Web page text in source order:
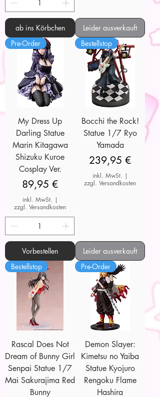
ab ins Körbchen
Leider ausverkauft
Pre-Order
My Dress Up
Darling Statue
Marin Kitagawa
Shizuku Kuroe
Cosplay Ver.
Preis
89,95 €
inkl. MwSt. |
zzgl. Versandkosten
Vorbestellen
Bestellstop
Bocchi the Rock!
Statue 1/7 Ryo
Yamada
Preis
239,95 €
inkl. MwSt. |
zzgl. Versandkosten
Leider ausverkauft
Bestellstop
Rascal Does Not
Dream of Bunny Girl
Senpai Statue 1/7
Mai Sakurajima Red
Bunny
Pre-Order
Demon Slayer:
Kimetsu no Yaiba
Statue Kyojuro
Rengoku Flame
Hashira